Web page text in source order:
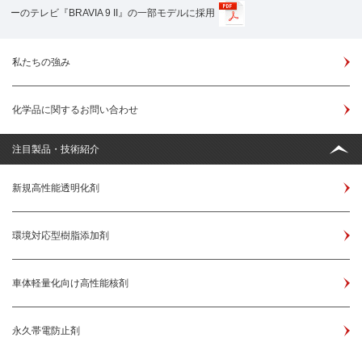
ーのテレビ『BRAVIA 9 II』の一部モデルに採用
私たちの強み
化学品に関するお問い合わせ
注目製品・技術紹介
新規高性能透明化剤
環境対応型樹脂添加剤
車体軽量化向け高性能核剤
永久帯電防止剤